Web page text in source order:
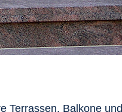
Terrassen, Balkone und